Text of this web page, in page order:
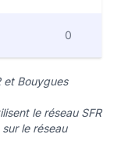
0
et Bouygues
le réseau SFR
le réseau